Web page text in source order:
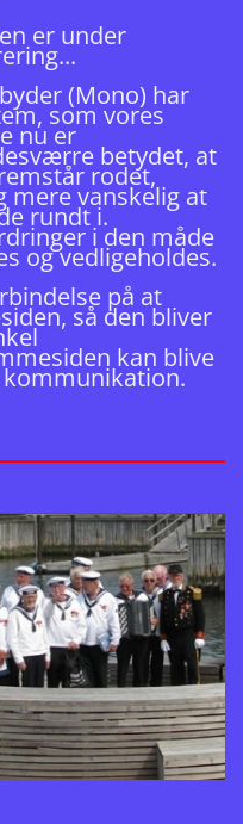
er under
(Mono) har
som vores
nu er
betydet, at
rodet,
mere vanskelig at
rundt i.
i den måde
og vedligeholdes.
på at
så den bliver
kan blive